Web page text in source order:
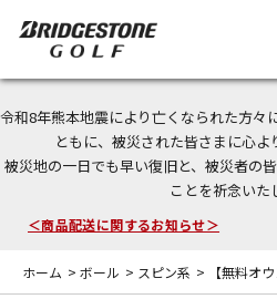
令和8年熊本地震により亡くなられた方々
ともに、被災された皆さまに心よ
被災地の一日でも早い復旧と、被災者の
ことを祈念いた
今なら新規会員登録で1,000円OFFクー
＜商品配送に関するお知らせ＞
＜夏季休暇中のご注文・発送・お問い合
ホーム > ボール > スピン系 > 【無料オ